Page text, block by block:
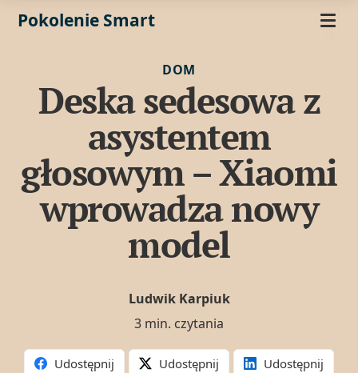
Pokolenie Smart
DOM
Deska sedesowa z
asystentem
głosowym – Xiaomi
wprowadza nowy
model
Ludwik Karpiuk
3 min. czytania
Udostępnij Udostępnij Udostępnij